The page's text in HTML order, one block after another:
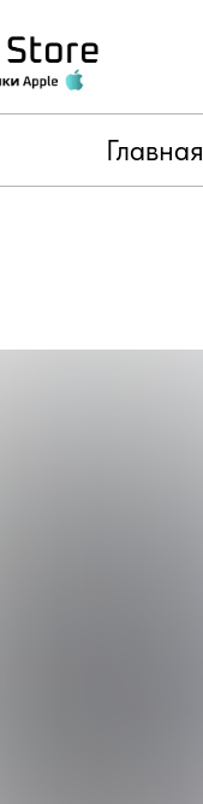
Главная